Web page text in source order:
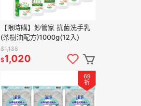
【限時購】妙管家 抗菌洗手乳
(茶樹油配方)1000g(12入)
$1,138
$1,020
69
折